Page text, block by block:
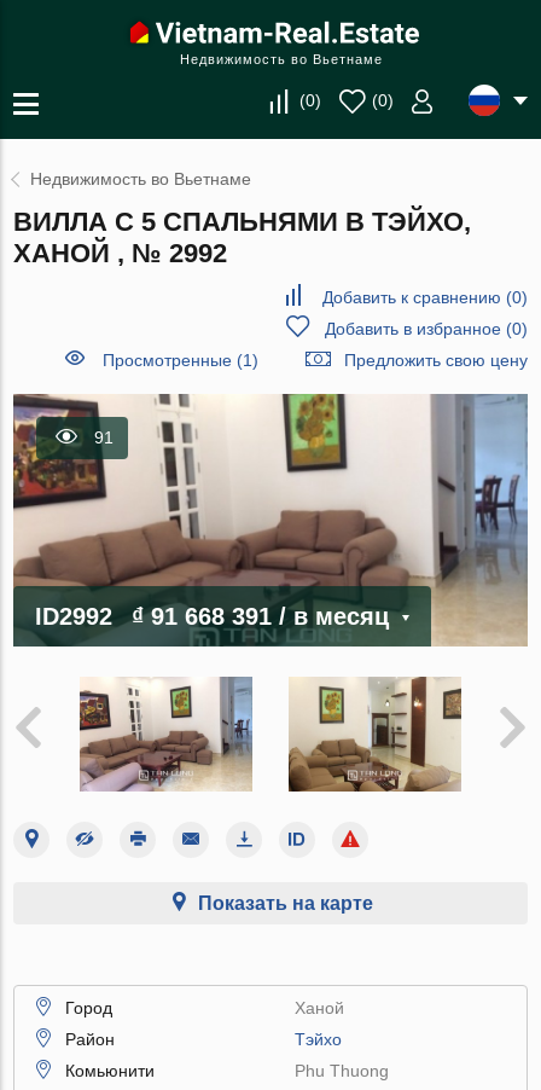
Недвижимость во Вьетнаме
(0) (0)
Недвижимость во Вьетнаме
ВИЛЛА С 5 СПАЛЬНЯМИ В ТЭЙХО,
ХАНОЙ , № 2992
Добавить к сравнению (0)
Добавить в избранное(0)
Просмотренные (1)
Предложить свою цену
91
ID2992 ₫ 91 668 391/ в месяц
Показать на карте
Город
Ханой
Район
Тэйхо
Комьюнити
Phu Thuong